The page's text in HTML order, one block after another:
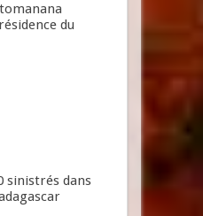
du
sinistrés dans